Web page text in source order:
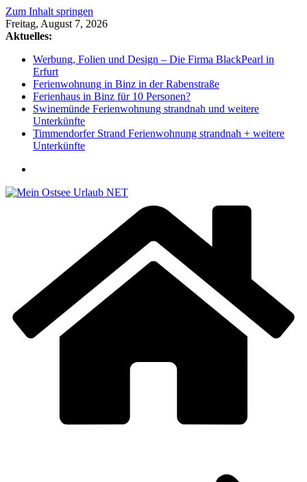
Zum Inhalt springen
Freitag, August 7, 2026
Aktuelles:
Werbung, Folien und Design – Die Firma BlackPearl in
Erfurt
Ferienwohnung in Binz in der Rabenstraße
Ferienhaus in Binz für 10 Personen?
Swinemünde Ferienwohnung strandnah und weitere
Unterkünfte
Timmendorfer Strand Ferienwohnung strandnah + weitere
Unterkünfte